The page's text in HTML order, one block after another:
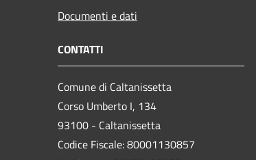
Documenti e dati
CONTATTI
Comune di Caltanissetta
Corso Umberto I, 134
93100 - Caltanissetta
Codice Fiscale: 80001130857